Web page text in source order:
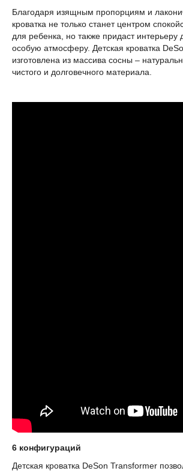
Благодаря изящным пропорциям и
кроватка не только станет центром
для ребенка, но также придаст интерьеру
особую атмосферу. Детская кроватка
изготовлена из массива сосны –
чистого и долговечного материала.
6 конфигураций
Детская кроватка DeSon Transformer